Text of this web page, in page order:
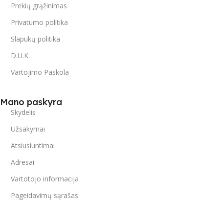
Prekių grąžinimas
Privatumo politika
Slapukų politika
D.U.K.
Vartojimo Paskola
Mano paskyra
Skydelis
Užsakymai
Atsiusiuntimai
Adresai
Vartotojo informacija
Pageidavimų sąrašas